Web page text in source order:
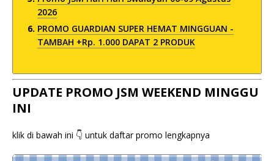
2026
PROMO GUARDIAN SUPER HEMAT MINGGUAN -
TAMBAH +Rp. 1.000 DAPAT 2 PRODUK
UPDATE PROMO JSM WEEKEND MINGGU
INI
klik di bawah ini 👇 untuk daftar promo lengkapnya